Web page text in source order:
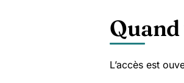
L’accès est